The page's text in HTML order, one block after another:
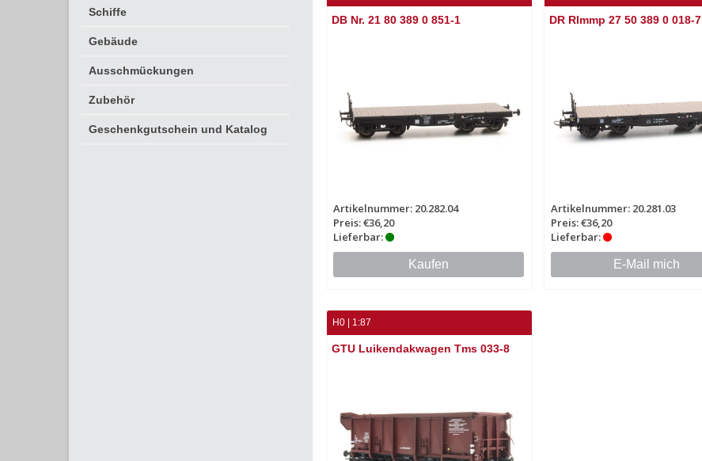
Schiffe
Gebäude
Ausschmückungen
Zubehör
Geschenkgutschein und Katalog
DB Nr. 21 80 389 0 851-1
Artikelnummer: 20.282.04
Preis: €36,20
Lieferbar:
Kaufen
DR Rlmmp 27 50 389 0 018-7
Artikelnummer: 20.281.03
Preis: €36,20
Lieferbar:
E-Mail mich
H0 | 1:87
GTU Luikendakwagen Tms 033-8